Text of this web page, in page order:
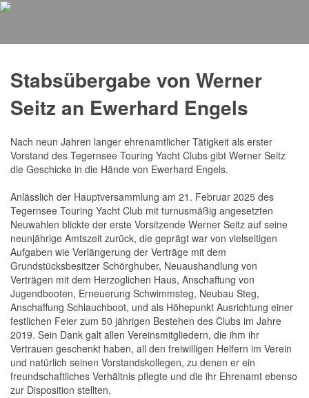
Stabsübergabe von Werner
Seitz an Ewerhard Engels
Nach neun Jahren langer ehrenamtlicher Tätigkeit als erster
Vorstand des Tegernsee Touring Yacht Clubs gibt Werner Seitz
die Geschicke in die Hände von Ewerhard Engels.
Anlässlich der Hauptversammlung am 21. Februar 2025 des
Tegernsee Touring Yacht Club mit turnusmäßig angesetzten
Neuwahlen blickte der erste Vorsitzende Werner Seitz auf seine
neunjährige Amtszeit zurück, die geprägt war von vielseitigen
Aufgaben wie Verlängerung der Verträge mit dem
Grundstücksbesitzer Schörghuber, Neuaushandlung von
Verträgen mit dem Herzoglichen Haus, Anschaffung von
Jugendbooten, Erneuerung Schwimmsteg, Neubau Steg,
Anschaffung Schlauchboot, und als Höhepunkt Ausrichtung einer
festlichen Feier zum 50 jährigen Bestehen des Clubs im Jahre
2019. Sein Dank galt allen Vereinsmitgliedern, die ihm ihr
Vertrauen geschenkt haben, all den freiwilligen Helfern im Verein
und natürlich seinen Vorstandskollegen, zu denen er ein
freundschaftliches Verhältnis pflegte und die ihr Ehrenamt ebenso
zur Disposition stellten.